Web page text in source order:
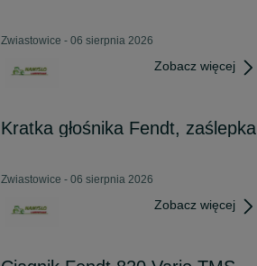
Zwiastowice - 06 sierpnia 2026
Zobacz więcej
Kratka głośnika Fendt, zaślepka
Zwiastowice - 06 sierpnia 2026
Zobacz więcej